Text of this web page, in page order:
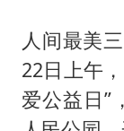
人间最美
22日上午
爱公益日”，